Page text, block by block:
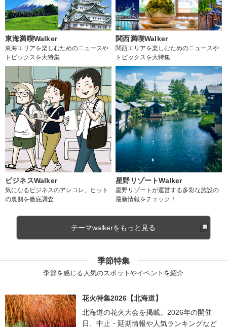
東海満喫Walker
東海エリアを楽しむためのニュースや
トピックスを大特集
関西満喫Walker
関西エリアを楽しむためのニュースや
トピックスを大特集
ビジネスWalker
気になるビジネスのアレコレ、ヒット
の裏側を徹底調査
星野リゾートWalker
星野リゾートが運営する多彩な施設の
最新情報をチェック！
テーマwalkerをもっと見る
季節特集
季節を感じる人気のスポットやイベントを紹介
花火特集2026【北海道】
北海道の花火大会を掲載。2026年の開催
日、中止・延期情報や人気ランキングなど